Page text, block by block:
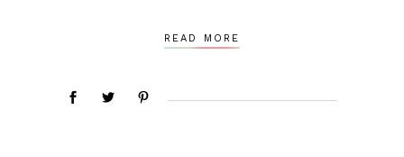
READ MORE